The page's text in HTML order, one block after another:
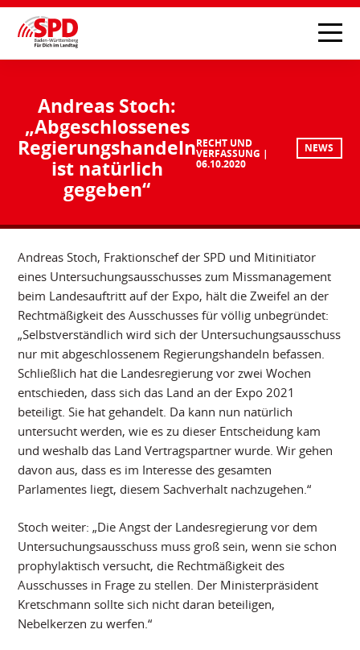
Andreas Stoch:
„Abgeschlossenes
Regierungshandeln
ist natürlich
gegeben“
RECHT UND
VERFASSUNG
06.10.2020
NEWS
Andreas Stoch, Fraktionschef der SPD und Mitinitiator
eines Untersuchungsausschusses zum Missmanagement
beim Landesauftritt auf der Expo, hält die Zweifel an der
Rechtmäßigkeit des Ausschusses für völlig unbegründet:
„Selbstverständlich wird sich der Untersuchungsausschuss
nur mit abgeschlossenem Regierungshandeln befassen.
Schließlich hat die Landesregierung vor zwei Wochen
entschieden, dass sich das Land an der Expo 2021
beteiligt. Sie hat gehandelt. Da kann nun natürlich
untersucht werden, wie es zu dieser Entscheidung kam
und weshalb das Land Vertragspartner wurde. Wir gehen
davon aus, dass es im Interesse des gesamten
Parlamentes liegt, diesem Sachverhalt nachzugehen.“
Stoch weiter: „Die Angst der Landesregierung vor dem
Untersuchungsausschuss muss groß sein, wenn sie schon
prophylaktisch versucht, die Rechtmäßigkeit des
Ausschusses in Frage zu stellen. Der Ministerpräsident
Kretschmann sollte sich nicht daran beteiligen,
Nebelkerzen zu werfen.“